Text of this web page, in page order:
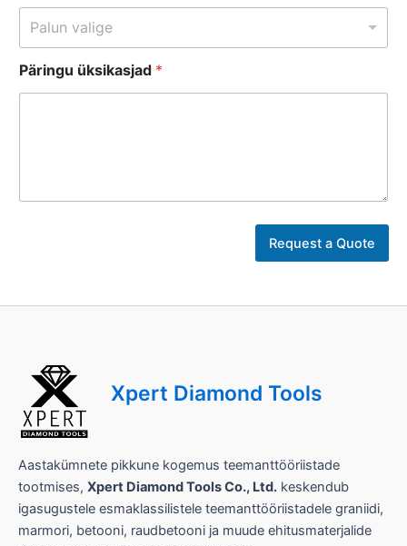
Palun valige
Päringu üksikasjad *
Request a Quote
Xpert Diamond Tools
Aastakümnete pikkune kogemus teemanttööriistade
tootmises, Xpert Diamond Tools Co., Ltd. keskendub
igasugustele esmaklassilistele teemanttööriistadele graniidi,
marmori, betooni, raudbetooni ja muude ehitusmaterjalide